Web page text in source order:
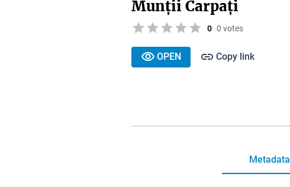
Munții Carpați
0 0 votes
OPEN Copy link
Metadata